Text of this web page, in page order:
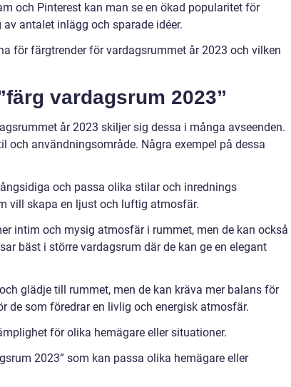
och Pinterest kan man se en ökad popularitet för
antalet inlägg och sparade idéer.
för färgtrender för vardagsrummet år 2023 och vilken
vardagsrum 2023”
år 2023 skiljer sig dessa i många avseenden.
och användningsområde. Några exempel på dessa
och passa olika stilar och inrednings
vill skapa en ljust och luftig atmosfär.
intim och mysig atmosfär i rummet, men de kan också
bäst i större vardagsrum där de kan ge en elegant
glädje till rummet, men de kan kräva mer balans för
de som föredrar en livlig och energisk atmosfär.
för olika hemägare eller situationer.
2023” som kan passa olika hemägare eller